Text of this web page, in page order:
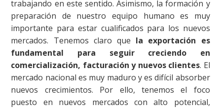
trabajando en este sentido. Asimismo, la formación y
preparación de nuestro equipo humano es muy
importante para estar cualificados para los nuevos
mercados. Tenemos claro que la exportación es
fundamental para seguir creciendo en
comercialización, facturación y nuevos clientes. El
mercado nacional es muy maduro y es difícil absorber
nuevos crecimientos. Por ello, tenemos el foco
puesto en nuevos mercados con alto potencial,